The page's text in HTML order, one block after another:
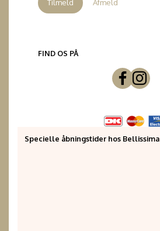
Tilmeld Afmeld
FIND OS PÅ
Specielle åbningstider hos Bellissima